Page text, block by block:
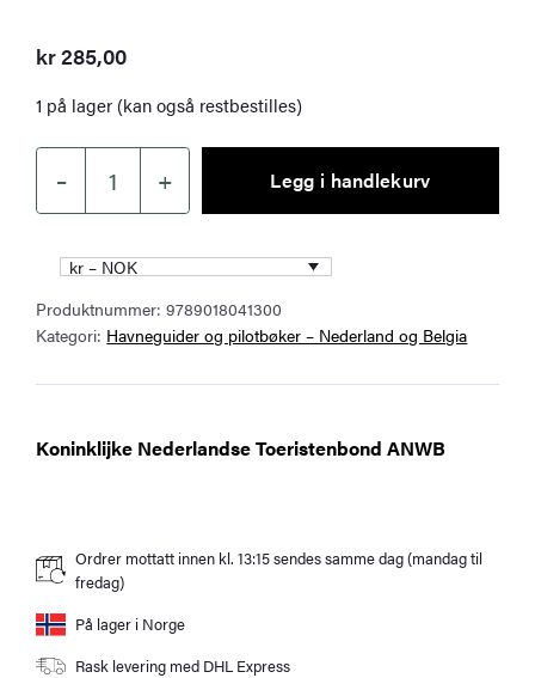
kr285,00
1 på lager (kan også restbestilles)
–
Staande
Mastroute
antall
+ Legg i handlekurv
kr – NOK
Produktnummer:9789018041300
Kategori: Havneguider og pilotbøker – Nederland og Belgia
Koninklijke Nederlandse Toeristenbond ANWB
Ordrer mottatt innen kl. 13:15 sendes samme dag (mandag til
fredag)
På lager i Norge
Rask levering med DHL Express